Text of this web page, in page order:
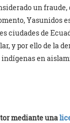
un fraude,
Yasunidos
ciudades de
y por ello de la
en
mediante una